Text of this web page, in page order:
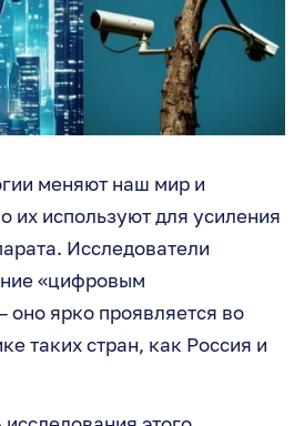
меняют наш мир и
их используют для усиления
Исследователи
«цифровым
оно ярко проявляется во
таких стран, как Россия и